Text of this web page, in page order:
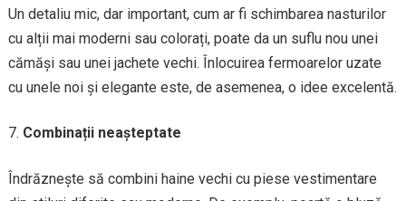
Un detaliu mic, dar important, cum ar fi schimbarea nasturilor
cu alții mai moderni sau colorați, poate da un suflu nou unei
cămăși sau unei jachete vechi. Înlocuirea fermoarelor uzate
cu unele noi și elegante este, de asemenea, o idee excelentă.
Combinații neașteptate
Îndrăznește să combini haine vechi cu piese vestimentare